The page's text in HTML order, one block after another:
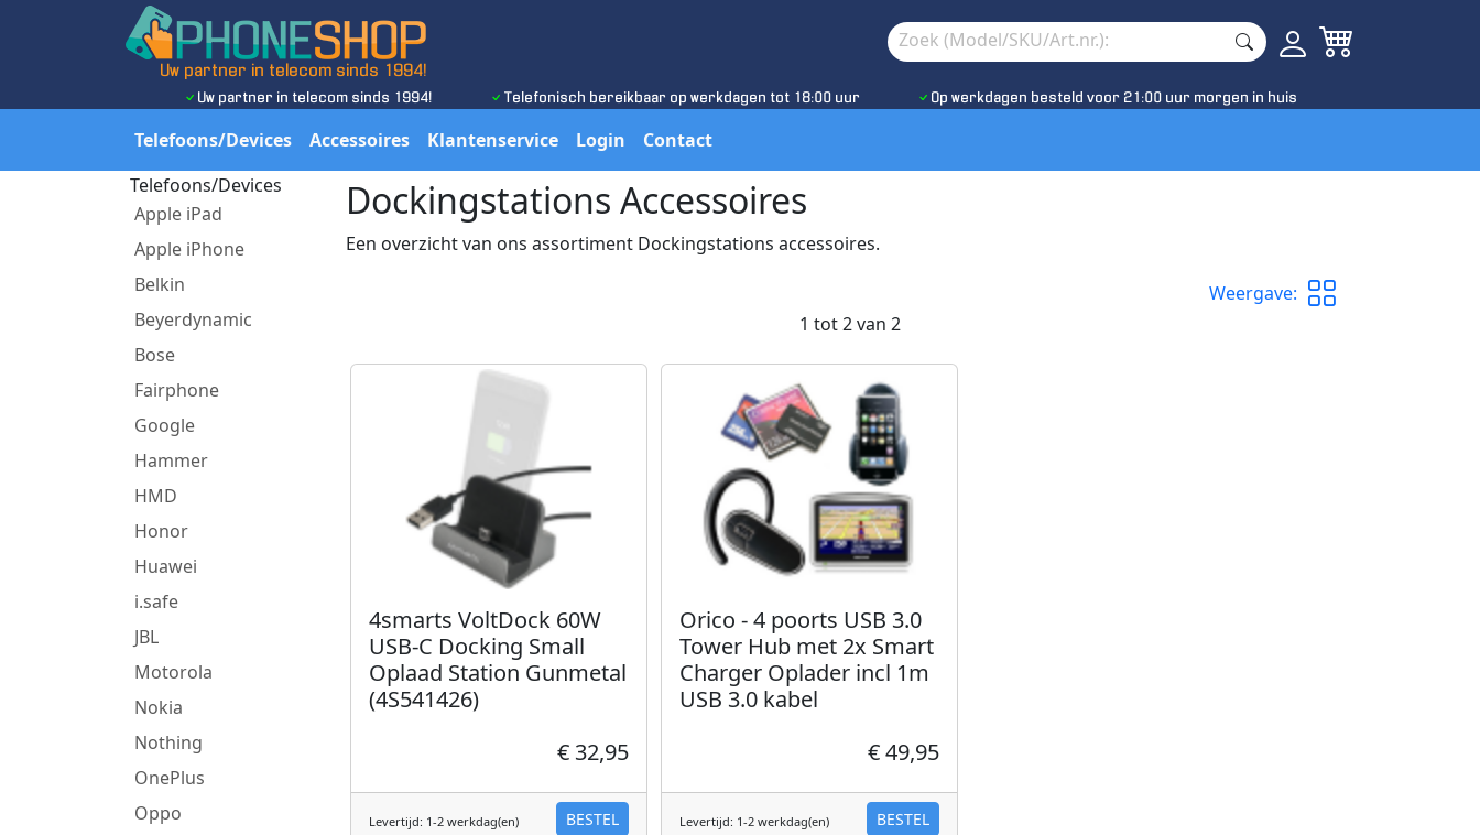
Uw partner in telecom sinds 1994!
Uw partner in telecom sinds 1994! Telefonisch bereikbaar op werkdagen tot 18:00 uur Op werkdagen besteld voor 21:00 uur morgen in huis
Telefoons/Devices Accessoires Klantenservice Login
Contact
Telefoons/Devices
Apple iPad
Apple iPhone
Belkin
Beyerdynamic
Bose
Fairphone
Google
Hammer
HMD
Honor
Huawei
i.safe
JBL
Motorola
Nokia
Nothing
OnePlus
Oppo
Dockingstations Accessoires
Een overzicht van ons assortiment Dockingstations accessoires.
Weergave:
1 tot 2 van 2
4smarts VoltDock 60W
USB-C Docking Small
Oplaad Station Gunmetal
(4S541426)
€ 32,95
Levertijd: 1-2 werkdag(en) BESTEL
Orico - 4 poorts USB 3.0
Tower Hub met 2x Smart
Charger Oplader incl 1m
USB 3.0 kabel
€ 49,95
Levertijd: 1-2 werkdag(en) BESTEL